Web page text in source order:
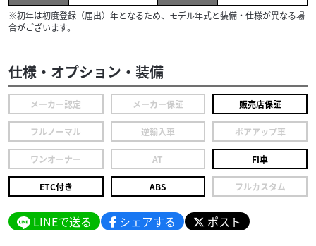
※初年は初度登録（届出）年となるため、モデル年式と装備・仕様が異なる場
合がございます。
仕様・オプション・装備
メーカー認定 メーカー保証 販売店保証
フルノーマル 逆輸入車 ボアアップ車
ワンオーナー AT FI車
ETC付き ABS フルカスタム
LINEで送る シェアする ポスト